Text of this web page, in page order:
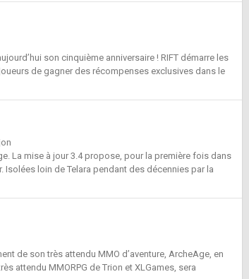
son cinquième anniversaire ! RIFT démarre les
de gagner des récompenses exclusives dans le
La mise à jour 3.4 propose, pour la première fois dans
Isolées loin de Telara pendant des décennies par la
de son très attendu MMO d’aventure, ArcheAge, en
attendu MMORPG de Trion et XLGames, sera